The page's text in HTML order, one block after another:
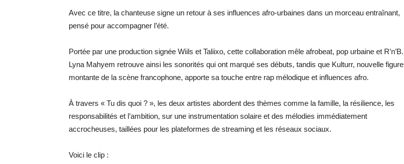
Avec ce titre, la chanteuse signe un retour à ses influences afro-urbaines dans un morceau entraînant,
pensé pour accompagner l’été.
Portée par une production signée Wiils et Taliixo, cette collaboration mêle afrobeat, pop urbaine et R’n’B.
Lyna Mahyem retrouve ainsi les sonorités qui ont marqué ses débuts, tandis que Kulturr, nouvelle figure
montante de la scène francophone, apporte sa touche entre rap mélodique et influences afro.
À travers « Tu dis quoi ? », les deux artistes abordent des thèmes comme la famille, la résilience, les
responsabilités et l’ambition, sur une instrumentation solaire et des mélodies immédiatement
accrocheuses, taillées pour les plateformes de streaming et les réseaux sociaux.
Voici le clip :